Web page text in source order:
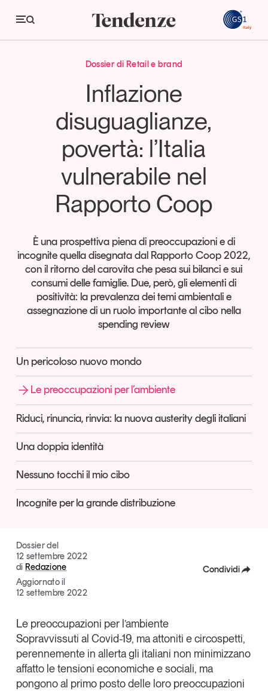
Tendenze
Le preoccupazioni per l’ambiente Le preoccupazioni per l’ambiente
Economia e consumi
Logistica
Retail e brand
Sostenibilità
Magazine
Articoli
Opinioni
Dossier
Interviste
Comunicati stampa
Video
Studi e ricerche
Tutti gli studi e le ricerche
Tutti gli appuntamenti
Tendenze Journal
La nostra newsletter nella tua email
Iscriviti
Dossier di Retail e brand
Inflazione
disuguaglianze,
povertà: l’Italia
vulnerabile nel
Rapporto Coop
È una prospettiva piena di preoccupazioni e di
incognite quella disegnata dal Rapporto Coop 2022,
con il ritorno del carovita che pesa sui bilanci e sui
consumi delle famiglie. Due, però, gli elementi di
positività: la prevalenza dei temi ambientali e
assegnazione di un ruolo importante al cibo nella
spending review
Un pericoloso nuovo mondo
Le preoccupazioni per l’ambiente
Riduci, rinuncia, rinvia: la nuova austerity degli italiani
Una doppia identità
Nessuno tocchi il mio cibo
Incognite per la grande distribuzione
Dossier del
12 settembre 2022
di Redazione
Aggiornato il
12 settembre 2022
Condividi
Linkedin
Copia Link
Le preoccupazioni per l’ambiente
Sopravvissuti al Covid-19, ma attoniti e circospetti,
perennemente in allerta gli italiani non minimizzano
affatto le tensioni economiche e sociali, ma
pongono al primo posto delle loro preoccupazioni